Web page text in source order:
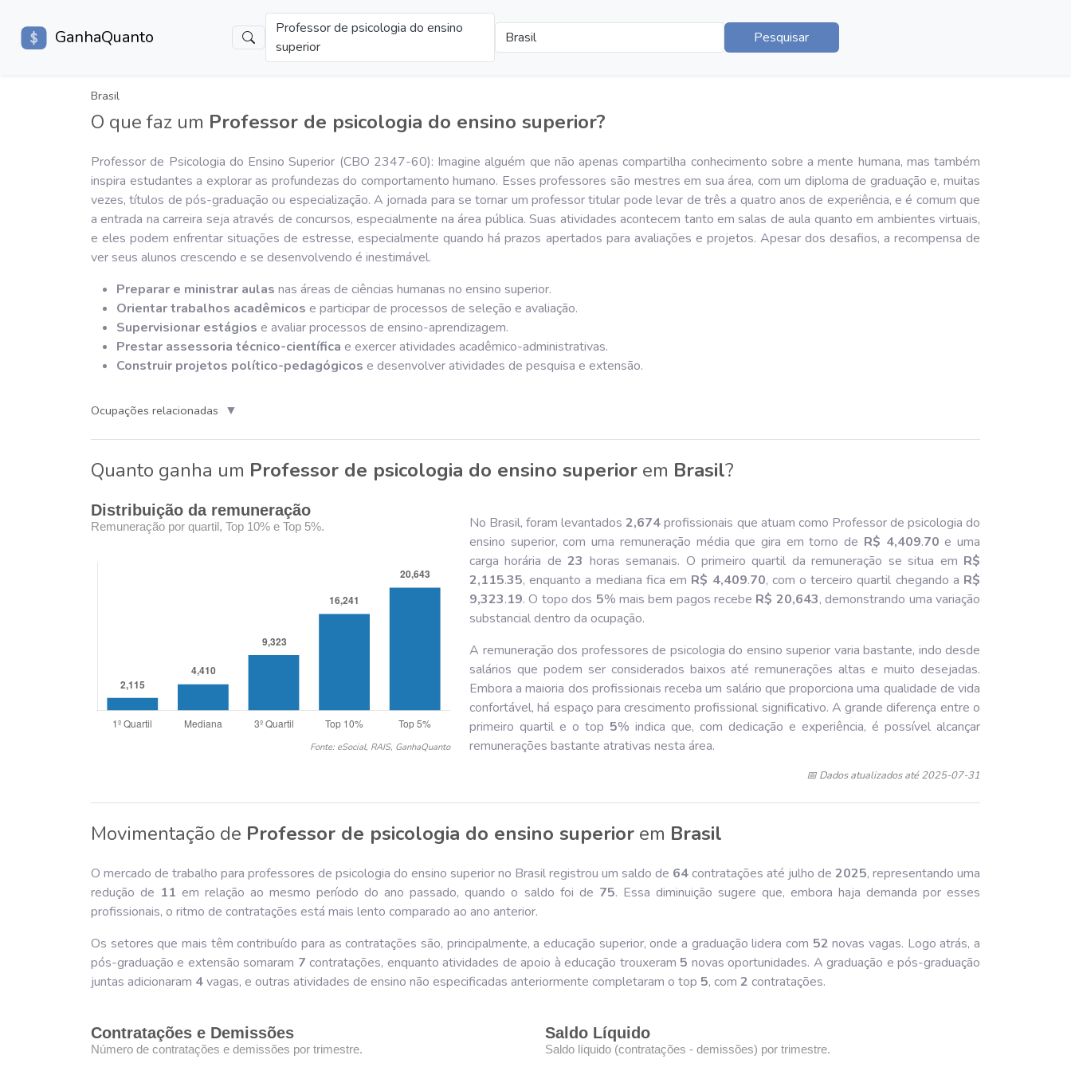
GanhaQuanto
Professor de psicologia do ensino
superior
Brasil Pesquisar
Brasil
O que faz um Professor de psicologia do ensino superior?
Professor de Psicologia do Ensino Superior (CBO 2347-60): Imagine alguém que não apenas compartilha conhecimento sobre a mente humana, mas também
inspira estudantes a explorar as profundezas do comportamento humano. Esses professores são mestres em sua área, com um diploma de graduação e, muitas
vezes, títulos de pós-graduação ou especialização. A jornada para se tornar um professor titular pode levar de três a quatro anos de experiência, e é comum que
a entrada na carreira seja através de concursos, especialmente na área pública. Suas atividades acontecem tanto em salas de aula quanto em ambientes virtuais,
e eles podem enfrentar situações de estresse, especialmente quando há prazos apertados para avaliações e projetos. Apesar dos desafios, a recompensa de
ver seus alunos crescendo e se desenvolvendo é inestimável.
Preparar e ministrar aulas nas áreas de ciências humanas no ensino superior.
Orientar trabalhos acadêmicos e participar de processos de seleção e avaliação.
Supervisionar estágios e avaliar processos de ensino-aprendizagem.
Prestar assessoria técnico-científica e exercer atividades acadêmico-administrativas.
Construir projetos político-pedagógicos e desenvolver atividades de pesquisa e extensão.
Ocupações relacionadas ▼
Quanto ganha um Professor de psicologia do ensino superior em Brasil?
Distribuição da remuneração
Remuneração por quartil, Top 10% e Top 5%.
Fonte: eSocial, RAIS, GanhaQuanto
No Brasil, foram levantados2,674profissionais que atuam como Professor de psicologia do
ensino superior, com uma remuneração média que gira em torno de R$ 4,409.70 e uma
carga horária de23 horas semanais. O primeiro quartil da remuneração se situa em R$
2,115.35, enquanto a mediana fica em R$ 4,409.70, com o terceiro quartil chegando a R$
9,323.19. O topo dos 5% mais bem pagos recebe R$ 20,643, demonstrando uma variação
substancial dentro da ocupação.
A remuneração dos professores de psicologia do ensino superior varia bastante, indo desde
salários que podem ser considerados baixos até remunerações altas e muito desejadas.
Embora a maioria dos profissionais receba um salário que proporciona uma qualidade de vida
confortável, há espaço para crescimento profissional significativo. A grande diferença entre o
primeiro quartil e o top 5% indica que, com dedicação e experiência, é possível alcançar
remunerações bastante atrativas nesta área.
📅 Dados atualizados até 2025-07-31
Movimentação de Professor de psicologia do ensino superior em Brasil
O mercado de trabalho para professores de psicologia do ensino superior no Brasil registrou um saldo de 64contratações até julho de 2025, representando uma
redução de 11 em relação ao mesmo período do ano passado, quando o saldo foi de 75. Essa diminuição sugere que, embora haja demanda por esses
profissionais, o ritmo de contratações está mais lento comparado ao ano anterior.
Os setores que mais têm contribuído para as contratações são, principalmente, a educação superior, onde a graduação lidera com 52 novas vagas. Logo atrás, a
pós-graduação e extensão somaram 7 contratações, enquanto atividades de apoio à educação trouxeram 5 novas oportunidades. A graduação e pós-graduação
juntas adicionaram 4vagas, e outras atividades de ensino não especificadas anteriormente completaram o top 5, com 2 contratações.
Contratações e Demissões
Número de contratações e demissões por trimestre.
Saldo Líquido
Saldo líquido (contratações - demissões) por trimestre.